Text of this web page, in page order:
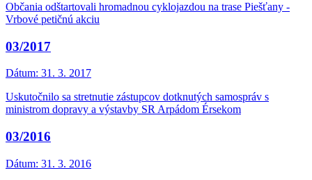
Občania odštartovali hromadnou cyklojazdou na trase Piešťany -
Vrbové petičnú akciu
03/2017
Dátum: 31. 3. 2017
Uskutočnilo sa stretnutie zástupcov dotknutých samospráv s
ministrom dopravy a výstavby SR Arpádom Érsekom
03/2016
Dátum: 31. 3. 2016